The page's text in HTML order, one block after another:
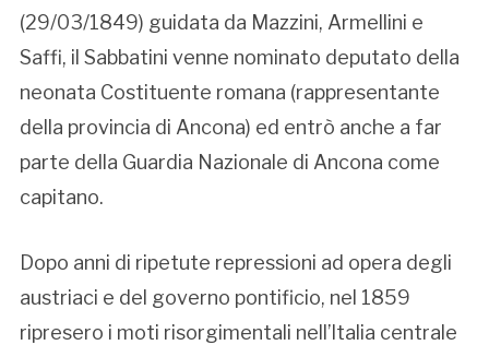
(29/03/1849) guidata da Mazzini, Armellini e
Saffi, il Sabbatini venne nominato deputato della
neonata Costituente romana (rappresentante
della provincia di Ancona) ed entrò anche a far
parte della Guardia Nazionale di Ancona come
capitano.
Dopo anni di ripetute repressioni ad opera degli
austriaci e del governo pontificio, nel 1859
ripresero i moti risorgimentali nell’Italia centrale